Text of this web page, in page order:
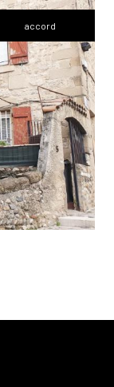
accord